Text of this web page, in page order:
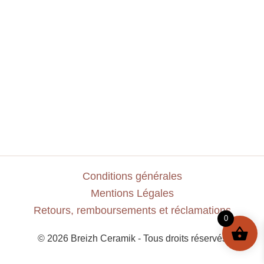
Conditions générales
Mentions Légales
Retours, remboursements et réclamations
© 2026 Breizh Ceramik - Tous droits réservés
0